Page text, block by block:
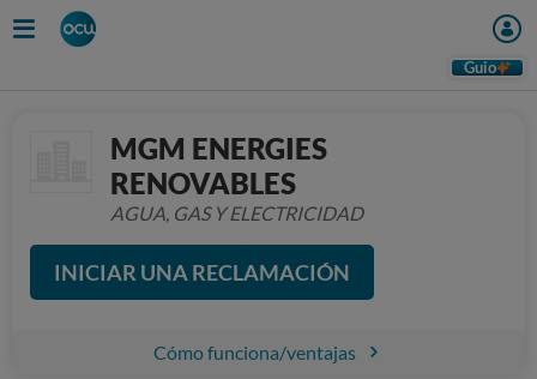
Guio
MGM ENERGIES
RENOVABLES
AGUA, GAS Y ELECTRICIDAD
INICIAR UNA RECLAMACIÓN
Cómo funciona/ventajas